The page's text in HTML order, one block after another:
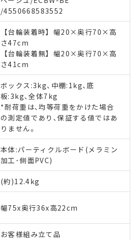
/4550668583552
【台輪装着時】幅20×奥行70×高
さ47cm
【台輪装着無】幅20×奥行70×高
さ41cm
ボックス:3kg､中棚:1kg､底
板:3kg､全体7kg
*耐荷重は､均等荷重をかけた場合
の測定値であり､保証する値ではあ
りません｡
本体:パーティクルボード(メラミン
加工･側面PVC)
(約)12.4kg
幅75x奥行36x高22cm
お客様組み立て品